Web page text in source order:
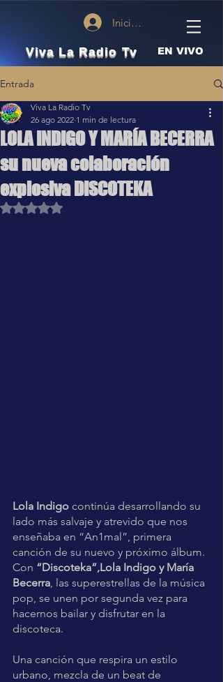
Iniciar sesión
Viva La Radio Tv EN VIVO
Entrada
LOLA INDIGO Y MARÍA BECERRA
su nueva colaboración
explosiva DISCOTEKA
Viva La Radio Tv
26 ago 2022 1 min de lectura
Obtuvo NaN de 5 estrellas.
Lola Indigo continúa desarrollando su
lado más salvaje y atrevido que nos
enseñaba en “An1mal”, primera
canción de su nuevo y próximo álbum.
Con “Discoteka”,Lola Indigo y María
Becerra , las superestrellas de la música
pop, se unen por segunda vez para
hacernos bailar y disfrutar en la
discoteca.
Una canción que respira un estilo
urbano, mezcla de un beat de